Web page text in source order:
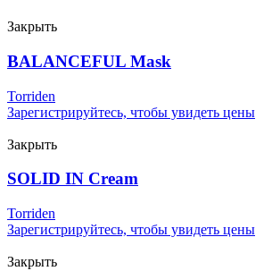
Закрыть
BALANCEFUL Mask
Torriden
Зарегистрируйтесь, чтобы увидеть цены
Закрыть
SOLID IN Cream
Torriden
Зарегистрируйтесь, чтобы увидеть цены
Закрыть